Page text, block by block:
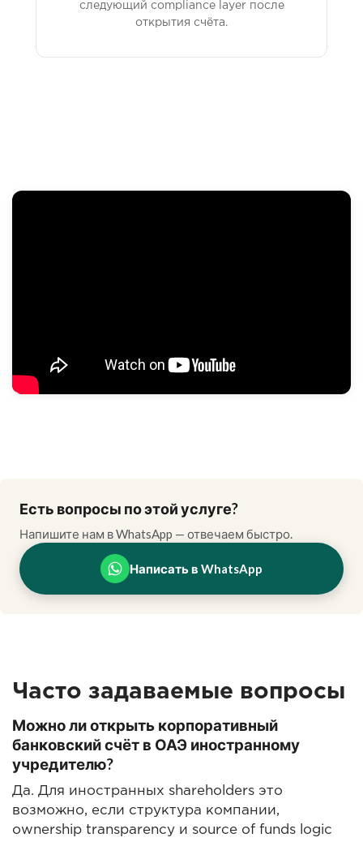
следующий compliance layer после
открытия счёта.
Есть вопросы по этой услуге?
Напишите нам в WhatsApp — отвечаем быстро.
Написать в WhatsApp
Часто задаваемые вопросы
Можно ли открыть корпоративный
банковский счёт в ОАЭ иностранному
учредителю?
Да. Для иностранных shareholders это
возможно, если структура компании,
ownership transparency и source of funds logic